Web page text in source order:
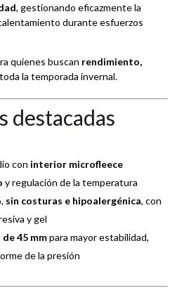
, gestionando eficazmente la
durante esfuerzos
quienes buscan rendimiento,
la temporada invernal.
destacadas
con interior microfleece
y regulación de la temperatura
sin costuras e hipoalergénica, con
y gel
45 mmpara mayor estabilidad,
de la presión